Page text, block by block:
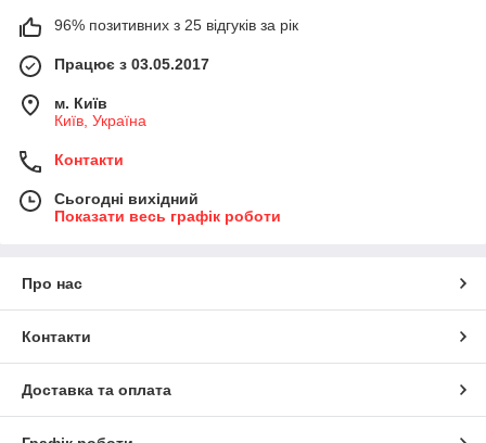
96% позитивних з 25 відгуків за рік
Працює з 03.05.2017
м. Київ
Київ, Україна
Контакти
Сьогодні вихідний
Показати весь графік роботи
Про нас
Контакти
Доставка та оплата